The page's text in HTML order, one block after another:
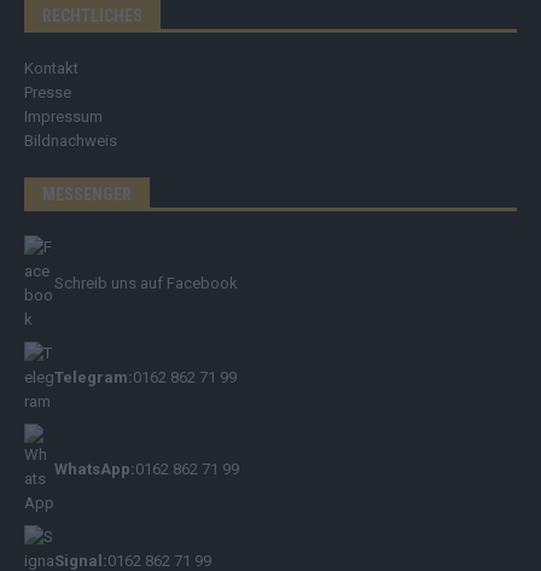
RECHTLICHES
Kontakt
Presse
Impressum
Bildnachweis
MESSENGER
Schreib uns auf Facebook
Telegram:0162 862 71 99
WhatsApp:0162 862 71 99
Signal:0162 862 71 99